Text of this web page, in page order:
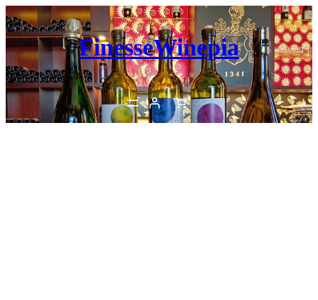
内
容
を
ス
キ
ッ
プ
FinesseWinepia